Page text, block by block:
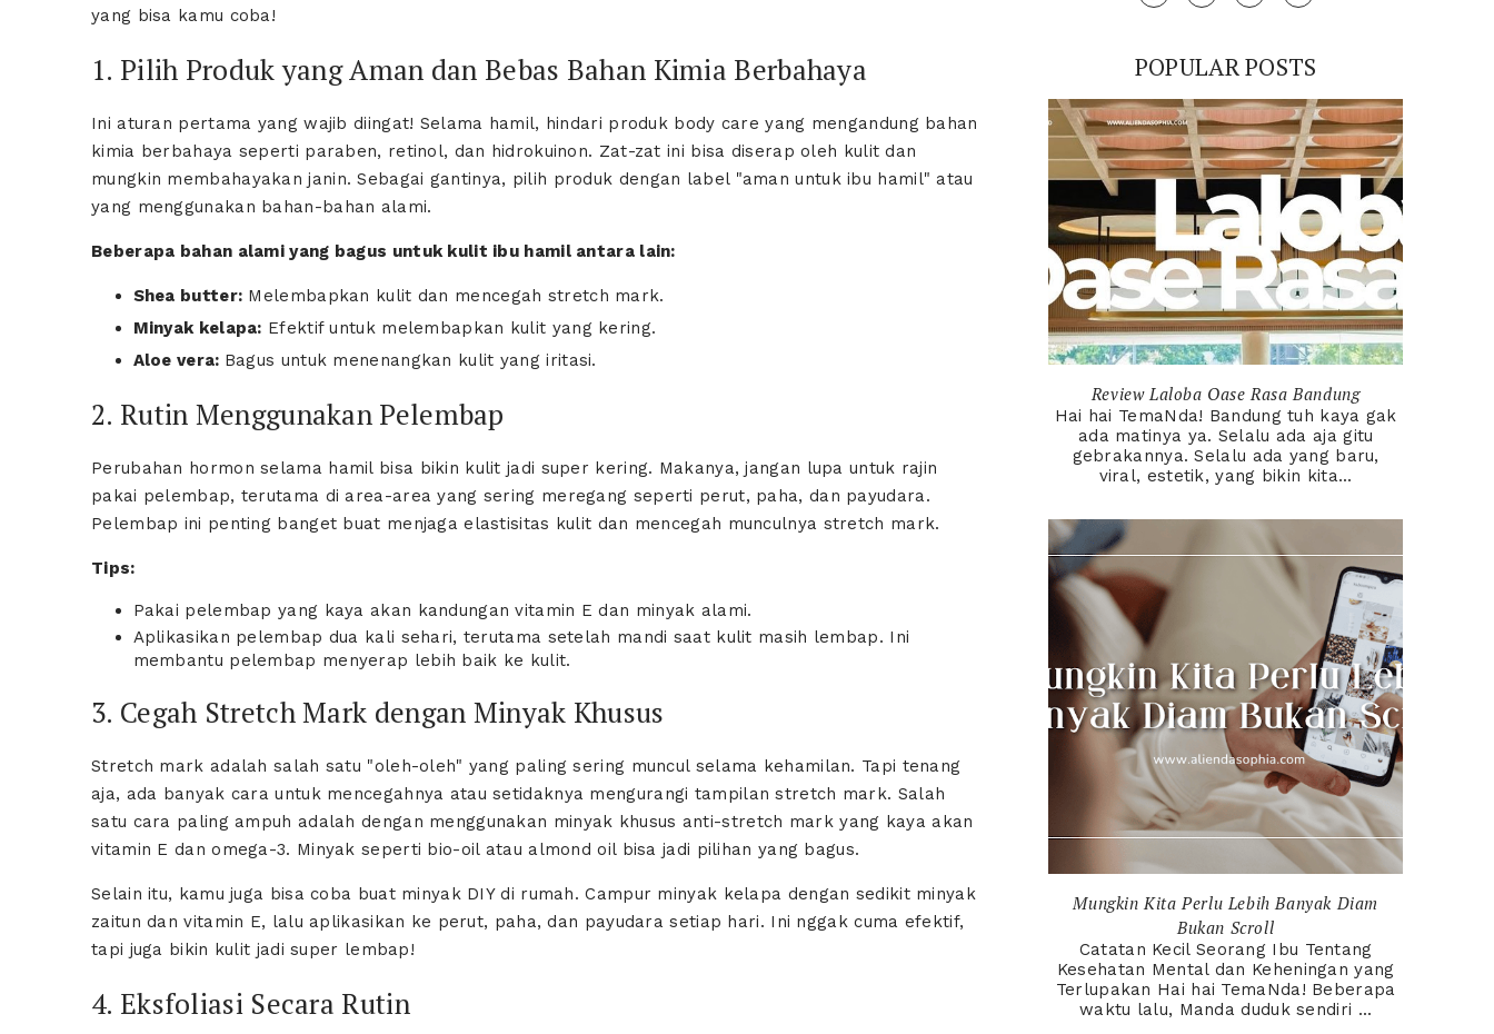
yang bisa kamu coba!
1. Pilih Produk yang Aman dan Bebas Bahan Kimia Berbahaya
Ini aturan pertama yang wajib diingat! Selama hamil, hindari produk body care yang mengandung bahan
kimia berbahaya seperti paraben, retinol, dan hidrokuinon. Zat-zat ini bisa diserap oleh kulit dan
mungkin membahayakan janin. Sebagai gantinya, pilih produk dengan label "aman untuk ibu hamil" atau
yang menggunakan bahan-bahan alami.
Beberapa bahan alami yang bagus untuk kulit ibu hamil antara lain:
Shea butter: Melembapkan kulit dan mencegah stretch mark.
Minyak kelapa: Efektif untuk melembapkan kulit yang kering.
Aloe vera: Bagus untuk menenangkan kulit yang iritasi.
2. Rutin Menggunakan Pelembap
Perubahan hormon selama hamil bisa bikin kulit jadi super kering. Makanya, jangan lupa untuk rajin
pakai pelembap, terutama di area-area yang sering meregang seperti perut, paha, dan payudara.
Pelembap ini penting banget buat menjaga elastisitas kulit dan mencegah munculnya stretch mark.
Tips:
Pakai pelembap yang kaya akan kandungan vitamin E dan minyak alami.
Aplikasikan pelembap dua kali sehari, terutama setelah mandi saat kulit masih lembap. Ini
membantu pelembap menyerap lebih baik ke kulit.
3. Cegah Stretch Mark dengan Minyak Khusus
Stretch mark adalah salah satu "oleh-oleh" yang paling sering muncul selama kehamilan. Tapi tenang
aja, ada banyak cara untuk mencegahnya atau setidaknya mengurangi tampilan stretch mark. Salah
satu cara paling ampuh adalah dengan menggunakan minyak khusus anti-stretch mark yang kaya akan
vitamin E dan omega-3. Minyak seperti bio-oil atau almond oil bisa jadi pilihan yang bagus.
Selain itu, kamu juga bisa coba buat minyak DIY di rumah. Campur minyak kelapa dengan sedikit minyak
zaitun dan vitamin E, lalu aplikasikan ke perut, paha, dan payudara setiap hari. Ini nggak cuma efektif,
tapi juga bikin kulit jadi super lembap!
4. Eksfoliasi Secara Rutin
POPULAR POSTS
Review Laloba Oase Rasa Bandung
Hai hai TemaNda! Bandung tuh kaya gak
ada matinya ya. Selalu ada aja gitu
gebrakannya. Selalu ada yang baru,
viral, estetik, yang bikin kita...
Mungkin Kita Perlu Lebih Banyak Diam
Bukan Scroll
Catatan Kecil Seorang Ibu Tentang
Kesehatan Mental dan Keheningan yang
Terlupakan Hai hai TemaNda! Beberapa
waktu lalu, Manda duduk sendiri ...